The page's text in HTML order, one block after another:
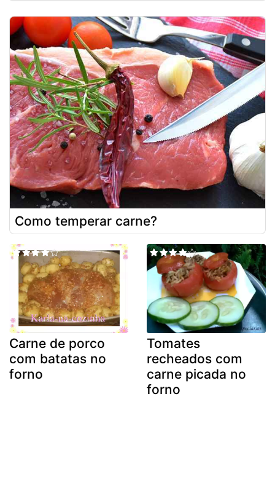
Como temperar carne?
Carne de porco
com batatas no
forno
Tomates
recheados com
carne picada no
forno